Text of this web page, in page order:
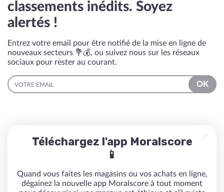
classements inédits. Soyez
alertés !
Entrez votre email pour être notifié de la mise en ligne de
nouveaux secteurs 💐💰, ou suivez nous sur les réseaux
sociaux pour rester au courant.
EMAIL
OK
Téléchargez l'app Moralscore
📱
Quand vous faites les magasins ou vos achats en ligne,
dégainez la nouvelle app Moralscore à tout moment